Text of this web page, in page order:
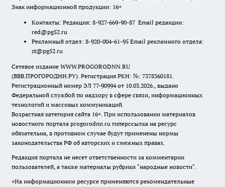
Знак информационной продукции: 16+
Контакты: Редакция: 8-927-669-90-87 Email редакции:
red@pg52.ru
Рекламный отдел: 8-920-004-61-95 Email рекламного отдела:
st@pg52.ru
Сетевое издание WWW.PROGORODNN.RU
(ВВВ.ПРОГОРОДНН.РУ). Регистрация РКН: №: 7378360181.
Регистрационный номер ЭЛ 77-90994 от 10.03.2026., выдано
Федеральной службой по надзору в сфере связи, информационных
технологий и массовых коммуникаций.
Возрастная категория сайта 16+. При использовании материалов
новостного портала progorodnn.ru гиперссылка на ресурс
обязательна, в противном случае будут применены нормы
законодательства РФ об авторских и смежных правах.
Редакция портала не несет ответственности за комментарии
пользователей, а также материалы рубрики "народные новости".
«На информационном ресурсе применяются рекомендательные